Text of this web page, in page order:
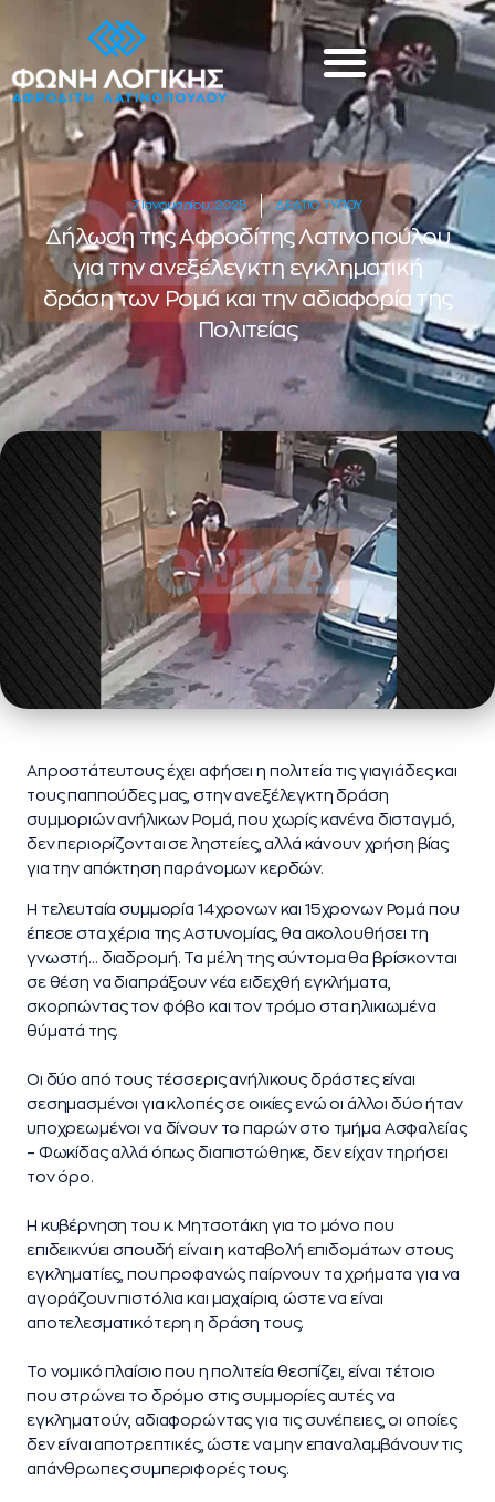
7 Ιανουαρίου, 2025 ΔΕΛΤΙΟ ΤΥΠΟΥ
Δήλωση της Αφροδίτης Λατινοπούλου
για την ανεξέλεγκτη εγκληματική
δράση των Ρομά και την αδιαφορία της
Πολιτείας
Απροστάτευτους έχει αφήσει η πολιτεία τις γιαγιάδες και
τους παππούδες μας, στην ανεξέλεγκτη δράση
συμμοριών ανήλικων Ρομά, που χωρίς κανένα δισταγμό,
δεν περιορίζονται σε ληστείες, αλλά κάνουν χρήση βίας
για την απόκτηση παράνομων κερδών.
Η τελευταία συμμορία 14χρονων και 15χρονων Ρομά που
έπεσε στα χέρια της Αστυνομίας, θα ακολουθήσει τη
γνωστή… διαδρομή. Τα μέλη της σύντομα θα βρίσκονται
σε θέση να διαπράξουν νέα ειδεχθή εγκλήματα,
σκορπώντας τον φόβο και τον τρόμο στα ηλικιωμένα
θύματά της.
Οι δύο από τους τέσσερις ανήλικους δράστες είναι
σεσημασμένοι για κλοπές σε οικίες ενώ οι άλλοι δύο ήταν
υποχρεωμένοι να δίνουν το παρών στο τμήμα Ασφαλείας
– Φωκίδας αλλά όπως διαπιστώθηκε, δεν είχαν τηρήσει
τον όρο.
Η κυβέρνηση του κ. Μητσοτάκη για το μόνο που
επιδεικνύει σπουδή είναι η καταβολή επιδομάτων στους
εγκληματίες, που προφανώς παίρνουν τα χρήματα για να
αγοράζουν πιστόλια και μαχαίρια, ώστε να είναι
αποτελεσματικότερη η δράση τους.
Το νομικό πλαίσιο που η πολιτεία θεσπίζει, είναι τέτοιο
που στρώνει το δρόμο στις συμμορίες αυτές να
εγκληματούν, αδιαφορώντας για τις συνέπειες, οι οποίες
δεν είναι αποτρεπτικές, ώστε να μην επαναλαμβάνουν τις
απάνθρωπες συμπεριφορές τους.